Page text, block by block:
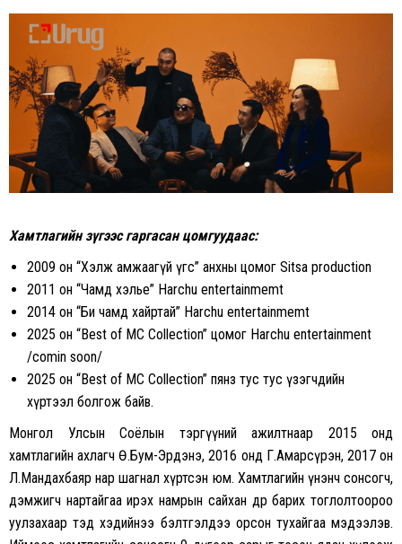
Хамтлагийн зүгээс гаргасан цомгуудаас:
2009 он “Хэлж амжаагүй үгс” анхны цомог Sitsa production
2011 он “Чамд хэлье” Harchu entertainmemt
2014 он “Би чамд хайртай” Harchu entertainmemt
2025 он “Best of MC Collection” цомог Harchu entertainment
/comin soon/
2025 он “Best of MC Collection” пянз тус тус үзэгчдийн
хүртээл болгож байв.
Монгол Улсын Соёлын тэргүүний ажилтнаар 2015 онд
хамтлагийн ахлагч Ө.Бум-Эрдэнэ, 2016 онд Г.Амарсүрэн, 2017 он
Л.Мандахбаяр нар шагнал хүртсэн юм. Хамтлагийн үнэнч сонсогч,
дэмжигч нартайгаа ирэх намрын сайхан өдөр барих тоглолтоороо
уулзахаар тэд хэдийнээ бэлтгэлдээ орсон тухайгаа мэдээлэв.